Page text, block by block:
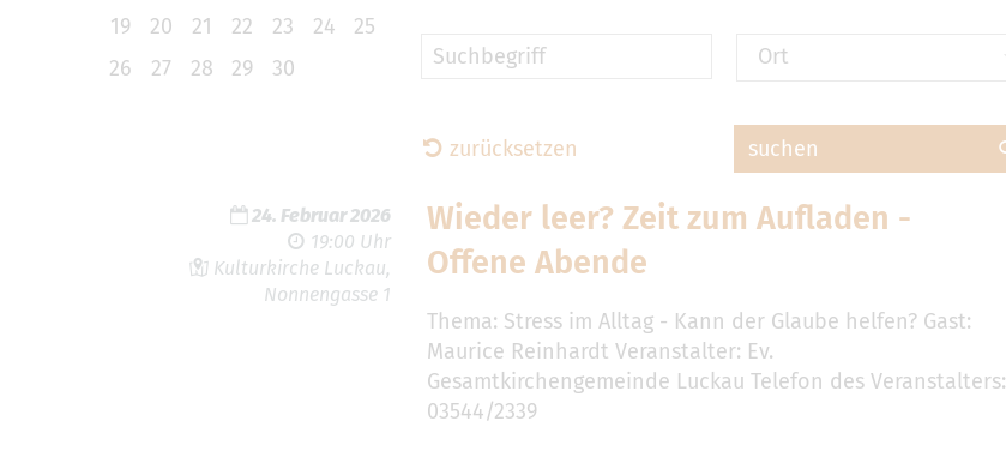
19
20 21 22 23 24
25
26
27 28 29 30 Suchbegriff Ort
zurücksetzen suchen
24. Februar 2026
19:00 Uhr
Kulturkirche Luckau,
Nonnengasse 1
Wieder leer? Zeit zum Aufladen -
Offene Abende
Thema: Stress im Alltag - Kann der Glaube helfen? Gast:
Maurice Reinhardt Veranstalter: Ev.
Gesamtkirchengemeinde Luckau Telefon des Veranstalters:
03544/2339